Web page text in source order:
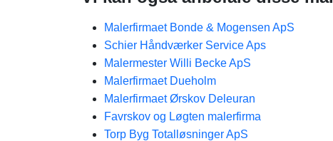
Malerfirmaet Bonde & Mogensen ApS
Schier Håndværker Service Aps
Malermester Willi Becke ApS
Malerfirmaet Dueholm
Malerfirmaet Ørskov Deleuran
Favrskov og Løgten malerfirma
Torp Byg Totalløsninger ApS